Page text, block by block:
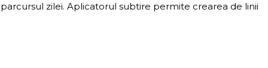
zilei. Aplicatorul subtire permite crearea de linii